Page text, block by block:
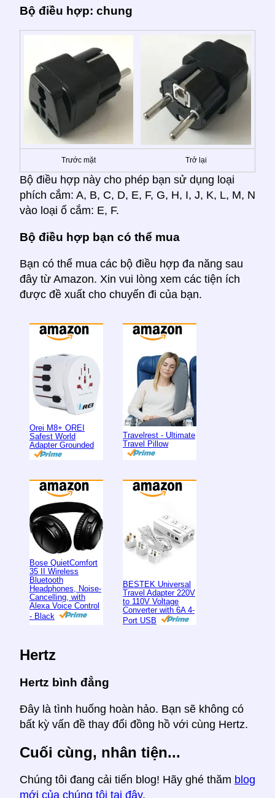
Bộ điều hợp: chung
Trước mặt Trở lại
Bộ điều hợp này cho phép bạn sử dụng loại
phích cắm: A, B, C, D, E, F, G, H, I, J, K, L, M, N
vào loại ổ cắm: E, F.
Bộ điều hợp bạn có thể mua
Bạn có thể mua các bộ điều hợp đa năng sau
đây từ Amazon. Xin vui lòng xem các tiện ích
được đề xuất cho chuyến đi của bạn.
Orei M8+ OREI
Safest World
Adapter Grounded
Travelrest - Ultimate
Travel Pillow
Bose QuietComfort
35 II Wireless
Bluetooth
Headphones, Noise-
Cancelling, with
Alexa Voice Control
- Black
BESTEK Universal
Travel Adapter 220V
to 110V Voltage
Converter with 6A 4-
Port USB
Hertz
Hertz bình đẳng
Đây là tình huống hoàn hảo. Bạn sẽ không có
bất kỳ vấn đề thay đổi đồng hồ với cùng Hertz.
Cuối cùng, nhân tiện...
Chúng tôi đang cải tiến blog! Hãy ghé thăm blog
mới của chúng tôi tại đây.